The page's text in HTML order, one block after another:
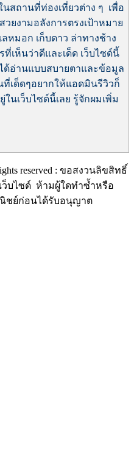
สถานที่ท่องเที่ยวต่าง ๆ เพื่อ
ยงามอลังการตรงเป้าหมาย
หมอก เก็บดาว ล่าทางช้าง
เห็นว่าดีและเด็ด เว็บไซด์นี้
อ่านแบบสบายตาและข้อมูล
เด็ดๆอยากให้แอดมินรีวิวก็
นเว็บไซด์นี้เลย รู้จักผมเพิ่ม
reserved : ขอสงวนลิขสิทธิ์
ว็บไซด์ ห้ามผู้ใดทำซ้ำหรือ
ณิชย์ก่อนได้รับอนุญาต